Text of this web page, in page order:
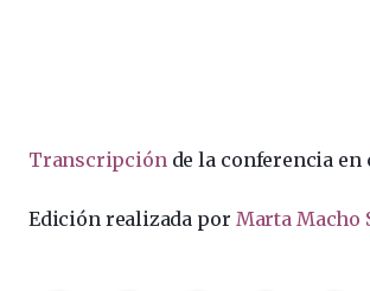
Transcripción de la conferencia en
Edición realizada por Marta Macho